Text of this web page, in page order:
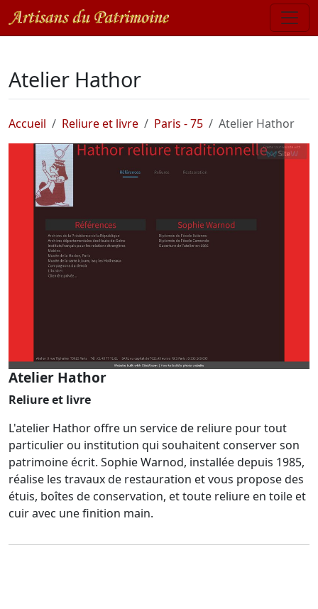
Atelier Hathor
Accueil Reliure et livre Paris - 75 Atelier Hathor
Atelier Hathor
Reliure et livre
L'atelier Hathor offre un service de reliure pour tout
particulier ou institution qui souhaitent conserver son
patrimoine écrit. Sophie Warnod, installée depuis 1985,
réalise les travaux de restauration et vous propose des
étuis, boîtes de conservation, et toute reliure en toile et
cuir avec une finition main.